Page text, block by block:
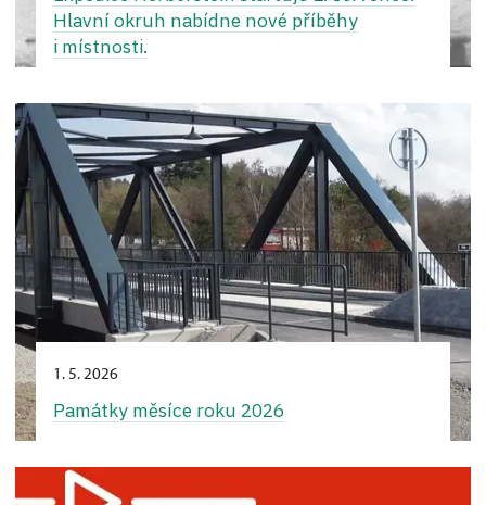
Hlavní okruh nabídne nové příběhy
i místnosti.
1. 5. 2026
Památky měsíce roku 2026